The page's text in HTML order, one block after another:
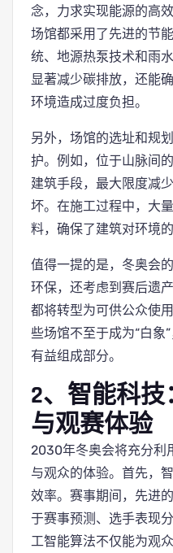
念，力求实现能源的高
场馆都采用了先进的节
统、地源热泵技术和雨
显著减少碳排放，还能
环境造成过度负担。
另外，场馆的选址和规
护。例如，位于山脉间
建筑手段，最大限度减
坏。在施工过程中，大
料，确保了建筑对环境
值得一提的是，冬奥会
环保，还考虑到赛后遗
都将转型为可供公众使
些场馆不至于成为“白象
有益组成部分。
2、智能科
与观赛体验
2030年冬奥会将充分利
与观众的体验。首先，
效率。赛事期间，先进
于赛事预测、选手表现
工智能算法不仅能为观